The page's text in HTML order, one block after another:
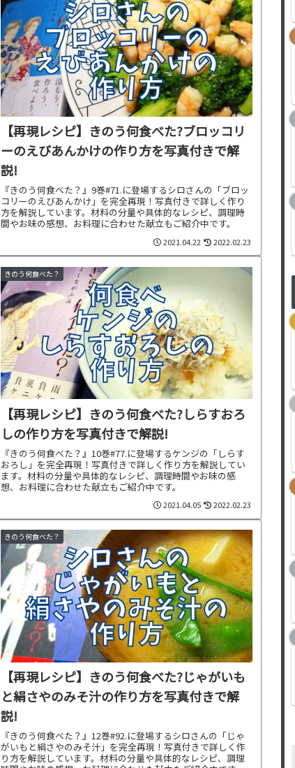
【再現レシピ】きのう何食べた?ブロッコリ
ーのえびあんかけの作り方を写真付きで解
説!
『きのう何食べた？』9巻#71.に登場するシロさんの「ブロッ
コリーのえびあんかけ」を完全再現！写真付きで詳しく作り
方を解説しています。材料の分量や具体的なレシピ、調理時
間やお味の感想、お料理に合わせた献立もご紹介中です。
2021.04.22 2022.02.23
きのう何食べた？
【再現レシピ】きのう何食べた?しらすおろ
しの作り方を写真付きで解説!
『きのう何食べた？』10巻#77.に登場するケンジの「しらす
おろし」を完全再現！写真付きで詳しく作り方を解説してい
ます。材料の分量や具体的なレシピ、調理時間やお味の感
想、お料理に合わせた献立もご紹介中です。
2021.04.05 2022.02.23
きのう何食べた？
【再現レシピ】きのう何食べた?じゃがいも
と絹さやのみそ汁の作り方を写真付きで解
説!
『きのう何食べた？』12巻#92.に登場するシロさんの「じゃ
がいもと絹さやのみそ汁」を完全再現！写真付きで詳しく作
り方を解説しています。材料の分量や具体的なレシピ、調理